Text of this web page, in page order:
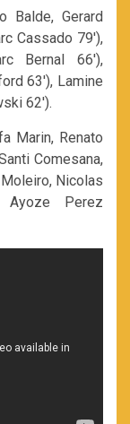
Balde, Gerard
Cassado 79′),
Bernal 66′),
63′), Lamine
62′).
Marin, Renato
Comesana,
Nicolas
Ayoze Perez